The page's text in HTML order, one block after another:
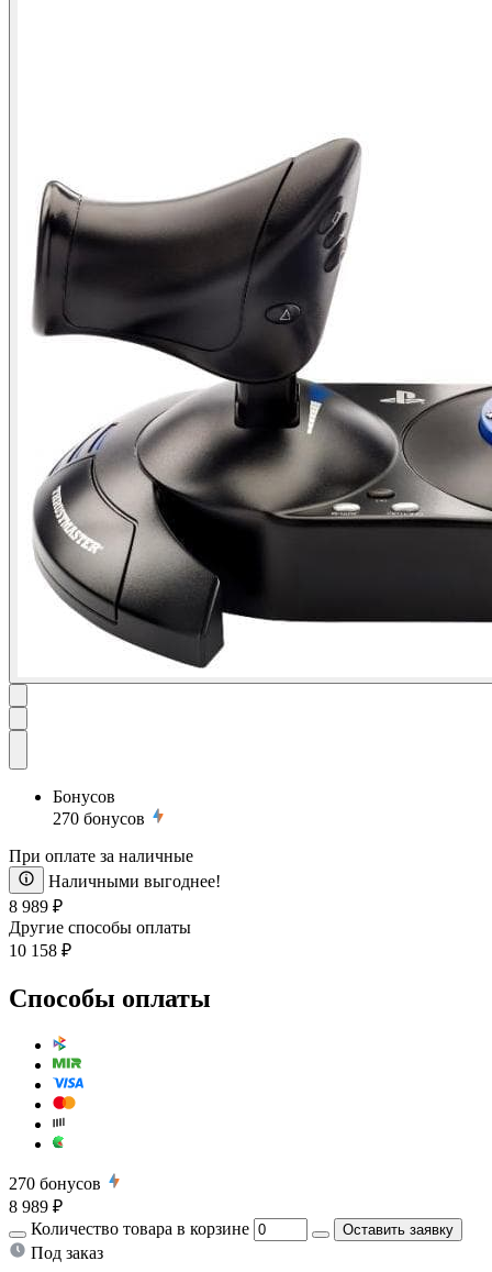
Бонусов
270 бонусов
При оплате за наличные
Наличными выгоднее!
8 989 ₽
Другие способы оплаты
10 158 ₽
Способы оплаты
270 бонусов
8 989 ₽
Количество товара в корзине
Оставить заявку
Под заказ